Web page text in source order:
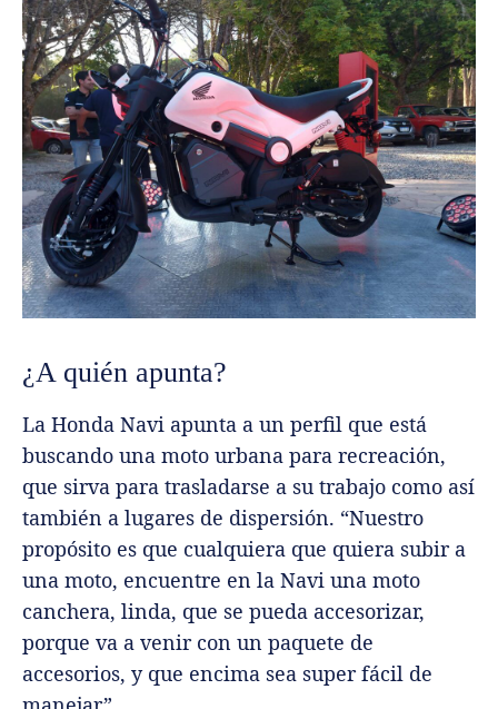
¿A quién apunta?
La Honda Navi apunta a un perfil que está
buscando una moto urbana para recreación,
que sirva para trasladarse a su trabajo como así
también a lugares de dispersión. “Nuestro
propósito es que cualquiera que quiera subir a
una moto, encuentre en la Navi una moto
canchera, linda, que se pueda accesorizar,
porque va a venir con un paquete de
accesorios, y que encima sea super fácil de